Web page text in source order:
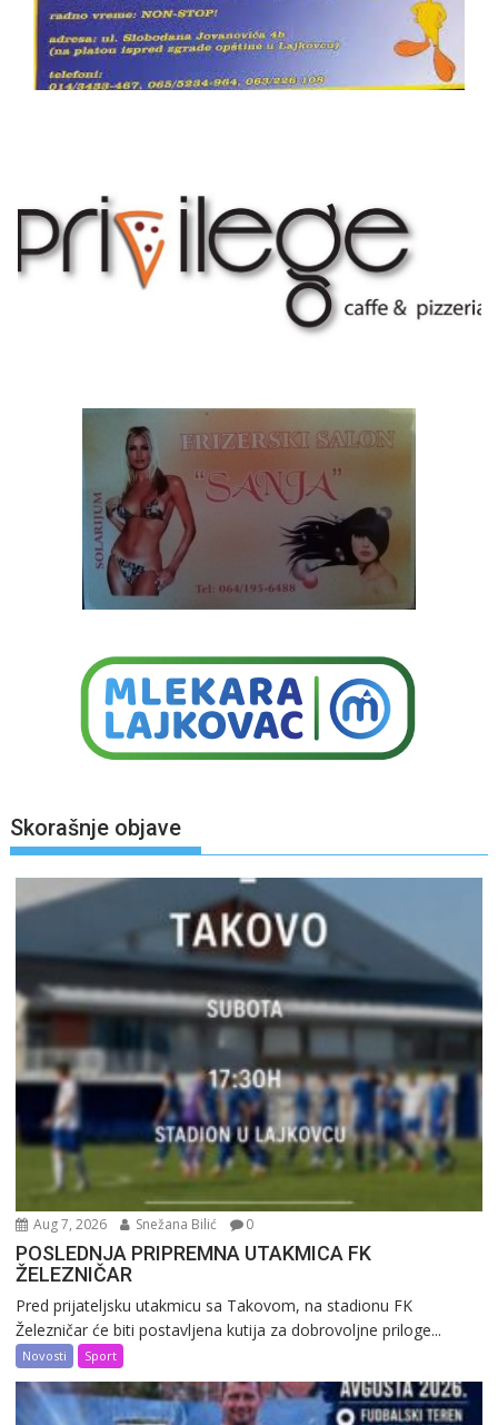
Skorašnje objave
Aug 7, 2026 Snežana Bilić 0
POSLEDNJA PRIPREMNA UTAKMICA FK
ŽELEZNIČAR
Pred prijateljsku utakmicu sa Takovom, na stadionu FK
Železničar će biti postavljena kutija za dobrovoljne priloge...
Novosti Sport